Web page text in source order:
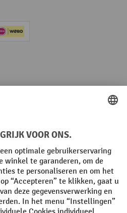
(Visa)
iDEAL | Wero
Copyright
Instellingen
costs and possible delivery charges,